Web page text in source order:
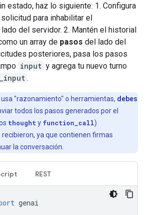
estado, haz lo siguiente: 1. Configura
para inhabilitar el
del servidor. 2. Mantén el historial
un array de pasos del lado del
posteriores, pasa los pasos
input y agrega tu nuevo turno
.
"razonamiento" o herramientas, debes
todos los pasos generados por el
thought y function_call)
ya que contienen firmas
la conversación.
REST
genai